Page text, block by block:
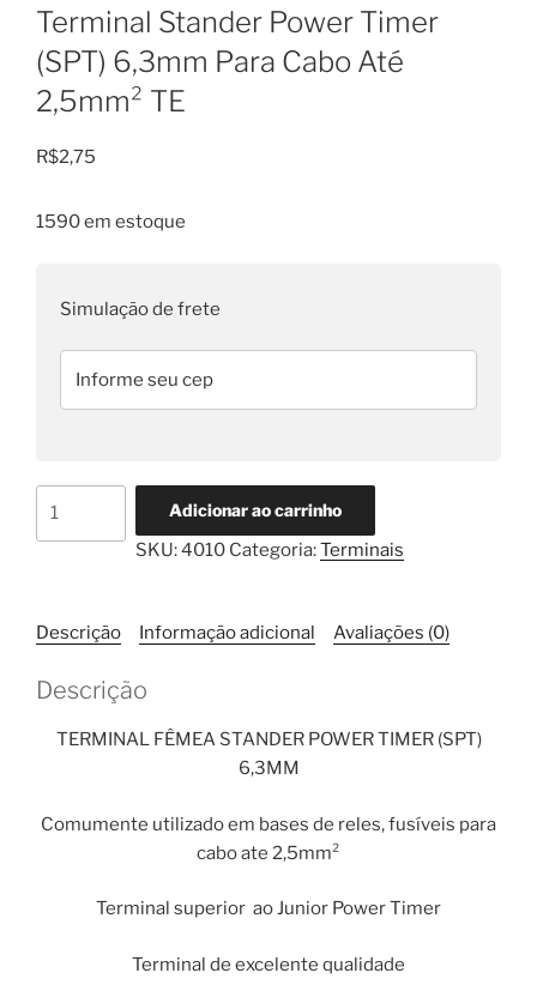
Terminal Stander Power Timer
(SPT) 6,3mm Para Cabo Até
2,5mm² TE
R$2,75
1590 em estoque
Simulação de frete
6,3mm
Cabo
Até
quantidade
Adicionar ao carrinho
SKU:4010 Categoria:Terminais
Descrição Informação adicional Avaliações (0)
Descrição
TERMINAL FÊMEA STANDER POWER TIMER (SPT)
6,3MM
Comumente utilizado em bases de reles, fusíveis para
cabo ate 2,5mm²
Terminal superior ao Junior Power Timer
Terminal de excelente qualidade